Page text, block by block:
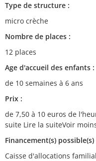
Type de structure :
micro crèche
Nombre de places :
12 places
Age d'accueil des enfants :
de 10 semaines à 6 ans
Prix :
de 7,50 à 10 euros de
suite Lire la suiteVoir
Financement(s) possible(s)
Caisse d'allocations